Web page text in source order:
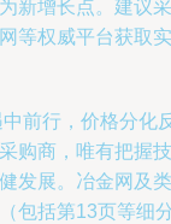
新增长点。建议采
等权威平台获取实
前行，价格分化
购商，唯有把握技
发展。冶金网及类
包括第13页等细